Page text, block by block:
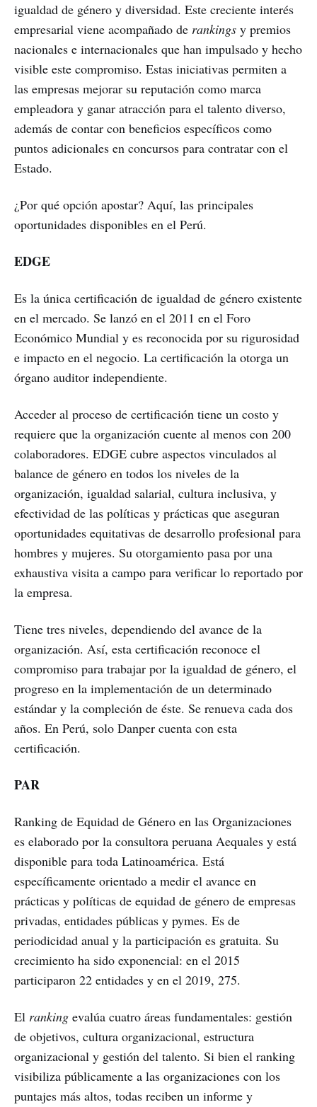
igualdad de género y diversidad. Este creciente interés
empresarial viene acompañado de rankings y premios
nacionales e internacionales que han impulsado y hecho
visible este compromiso. Estas iniciativas permiten a
las empresas mejorar su reputación como marca
empleadora y ganar atracción para el talento diverso,
además de contar con beneficios específicos como
puntos adicionales en concursos para contratar con el
Estado.
¿Por qué opción apostar? Aquí, las principales
oportunidades disponibles en el Perú.
EDGE
Es la única certificación de igualdad de género existente
en el mercado. Se lanzó en el 2011 en el Foro
Económico Mundial y es reconocida por su rigurosidad
e impacto en el negocio. La certificación la otorga un
órgano auditor independiente.
Acceder al proceso de certificación tiene un costo y
requiere que la organización cuente al menos con 200
colaboradores. EDGE cubre aspectos vinculados al
balance de género en todos los niveles de la
organización, igualdad salarial, cultura inclusiva, y
efectividad de las políticas y prácticas que aseguran
oportunidades equitativas de desarrollo profesional para
hombres y mujeres. Su otorgamiento pasa por una
exhaustiva visita a campo para verificar lo reportado por
la empresa.
Tiene tres niveles, dependiendo del avance de la
organización. Así, esta certificación reconoce el
compromiso para trabajar por la igualdad de género, el
progreso en la implementación de un determinado
estándar y la compleción de éste. Se renueva cada dos
años. En Perú, solo Danper cuenta con esta
certificación.
PAR
Ranking de Equidad de Género en las Organizaciones
es elaborado por la consultora peruana Aequales y está
disponible para toda Latinoamérica. Está
específicamente orientado a medir el avance en
prácticas y políticas de equidad de género de empresas
privadas, entidades públicas y pymes. Es de
periodicidad anual y la participación es gratuita. Su
crecimiento ha sido exponencial: en el 2015
participaron 22 entidades y en el 2019, 275.
El ranking evalúa cuatro áreas fundamentales: gestión
de objetivos, cultura organizacional, estructura
organizacional y gestión del talento. Si bien el ranking
visibiliza públicamente a las organizaciones con los
puntajes más altos, todas reciben un informe y